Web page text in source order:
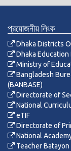
প্রয়োজনীয় লিংক
Dhaka Districts
Dhaka Education
Ministry of
Bangladesh
(BANBASE)
Directorate of
National
eTIF
Directorate of
National
Teacher Batayon